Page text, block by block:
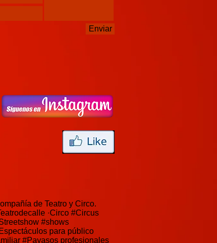
de Teatro y Circo.
·Circo #Circus
#shows
para público
#Payasos profesionales
Enviar